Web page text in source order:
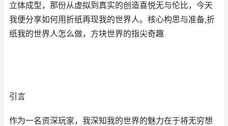
立体成型，那份从虚拟到真实的创造喜悦无与伦比，今天
我便分享如何用折纸再现我的世界人。核心构思与准备,折
纸我的世界人怎么做，方块世界的指尖奇趣
引言
作为一名资深玩家，我深知我的世界的魅力在于将无穷想